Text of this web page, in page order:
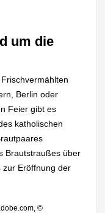
um die
Berlin oder
Feier gibt es
katholischen
Brautstraußes über
zur Eröffnung der
©